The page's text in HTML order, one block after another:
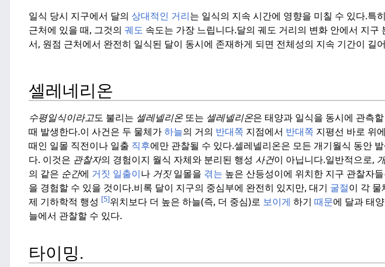
일식 당시 지구에서 달의 상대적인 거리는 일식의 지속 시간에 영향을 미칠 수 있다.특
근처에 있을 때, 그것의 궤도 속도는 가장 느립니다.달의 궤도 거리의 변화 안에서 지구
서, 원점 근처에서 완전히 일식된 달이 동시에 존재하게 되면 전체성의 지속 기간이 길
셀레네리온
수평일식이라고도 불리는 셀레넬리온 또는 셀레넬리온은 태양과 일식을 동시에 관측
때 발생한다.이 사건은 두 물체가하늘의 거의 반대쪽 지점에서 반대쪽 지평선 바로 위
때인 일몰 직전이나 일출 직후에만 관찰될 수 있다.셀레넬리온은 모든 개기월식 동안
다. 이것은 관찰자의 경험이지 월식 자체와 분리된 행성 사건이 아닙니다.일반적으로,
의 같은 순간에 거짓 일출이나 거짓일몰을 겪는 높은 산등성이에 위치한 지구 관찰자
을 경험할 수 있을 것이다.비록 달이 지구의 중심부에 완전히 있지만, 대기 굴절이 각 물
제 기하학적 행성 [5]위치보다 더 높은 하늘(즉, 더 중심)로 보이게 하기 때문에 달과 태
늘에서 관찰할 수 있다.
타이밍.